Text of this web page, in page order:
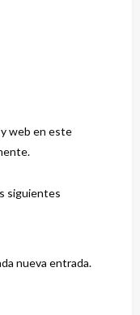
web en este
siguientes
nueva entrada.